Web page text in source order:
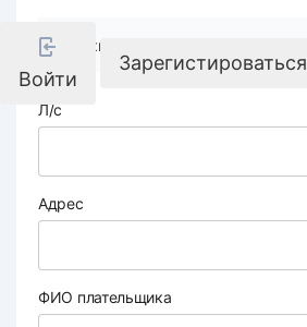
Войти
Зарегистироваться
Реквизиты компании
Л/с
Адрес
ФИО плательщика